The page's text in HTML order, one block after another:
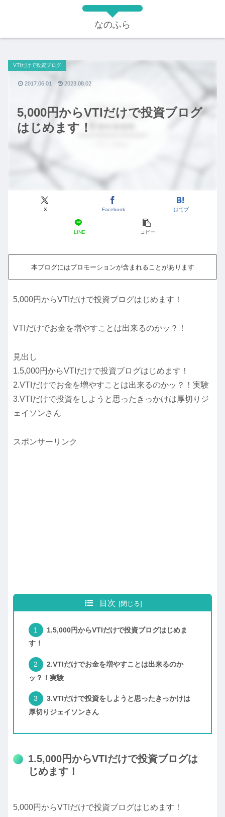
なのふら
5,000円からVTIだけで投資ブログ
はじめます！
VTIだけで投資ブログ
X Facebook はてブ
LINE コピー
2017.06.01 2023.08.02
本ブログにはプロモーションが含まれることがあります
5,000円からVTIだけで投資ブログはじめます！
VTIだけでお金を増やすことは出来るのかッ？！
見出し
1.5,000円からVTIだけで投資ブログはじめます！
2.VTIだけでお金を増やすことは出来るのかッ？！実験
3.VTIだけで投資をしようと思ったきっかけは厚切りジ
ェイソンさん
スポンサーリンク
目次
1.5,000円からVTIだけで投資ブログはじめま
す！
2.VTIだけでお金を増やすことは出来るのか
ッ？！実験
3.VTIだけで投資をしようと思ったきっかけは
厚切りジェイソンさん
1.5,000円からVTIだけで投資ブログは
じめます！
5,000円からVTIだけで投資ブログはじめます！